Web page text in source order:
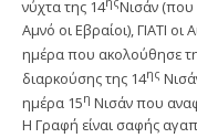
νύχτα της 14
Νισάν (που
Αμνό οι Εβραίοι), ΓΙΑΤΙ
ημέρα που ακολούθησε
διαρκούσης της 14ης
ημέρα 15η Νισάν που
Η Γραφή είναι σαφής